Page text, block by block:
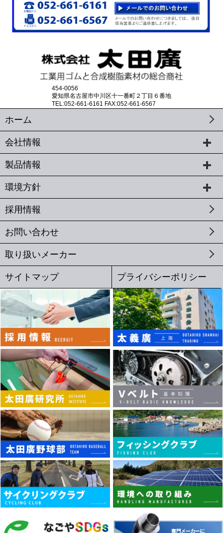
454-0056
愛知県名古屋市中川区十一番町２丁目６番地
TEL:052-661-6161 FAX:052-661-6567
ホーム
会社情報
製品情報
環境方針
採用情報
お問い合わせ
取り扱いメーカー
サイトマップ プライバシーポリシー